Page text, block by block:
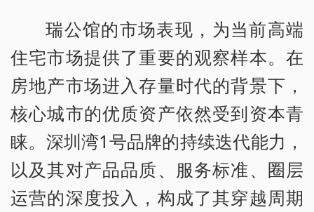
瑞公馆的市场表现，为当前高端
住宅市场提供了重要的观察样本。在
房地产市场进入存量时代的背景下，
核心城市的优质资产依然受到资本青
睐。深圳湾1号品牌的持续迭代能力，
以及其对产品品质、服务标准、圈层
运营的深度投入，构成了其穿越周期